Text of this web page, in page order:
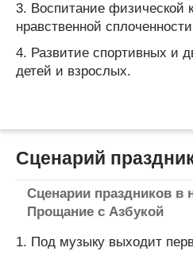
3. Воспитание физической
нравственной
4. Развитие спортивных и
детей и взрослых.
Сценарий
Сценарии праздников в
Прощание с Азбукой
1. Под музыку выходит